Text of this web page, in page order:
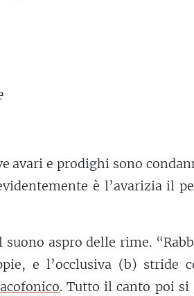
avari e prodighi sono
è l’avarizia il
aspro delle rime.
e l’occlusiva (b) stride
. Tutto il canto poi si